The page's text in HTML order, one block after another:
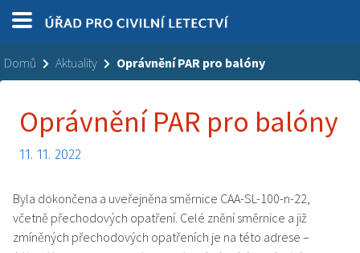
Domů Aktuality Oprávnění PAR pro balóny
Oprávnění PAR pro balóny
11. 11. 2022
Byla dokončena a uveřejněna směrnice CAA-SL-100-n-22,
včetně přechodových opatření. Celé znění směrnice a již
zmíněných přechodových opatřeních je na této adrese –